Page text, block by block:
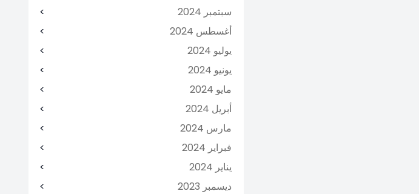
سبتمبر 2024
أغسطس 2024
يوليو 2024
يونيو 2024
مايو 2024
أبريل 2024
مارس 2024
فبراير 2024
يناير 2024
ديسمبر 2023